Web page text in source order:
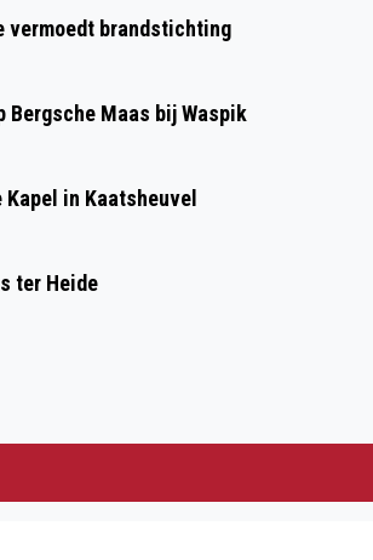
IN VOLLE GANG
vermoedt brandstichting
Maas bij Waspik
Kapel in Kaatsheuvel
ter Heide